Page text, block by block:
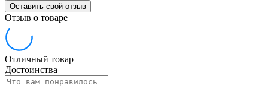
Оставить свой отзыв
Отзыв о товаре
Отличный товар
Достоинства